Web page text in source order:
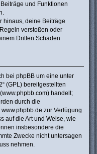
und Funktionen
hinaus, deine Beiträge
verstoßen oder
Dritten Schaden
bei phpBB um eine unter
“ (GPL) bereitgestellten
handelt;
durch die
zur Verfügung
auf die Art und Weise, wie
insbesondere die
Zwecke nicht untersagen
nehmen.